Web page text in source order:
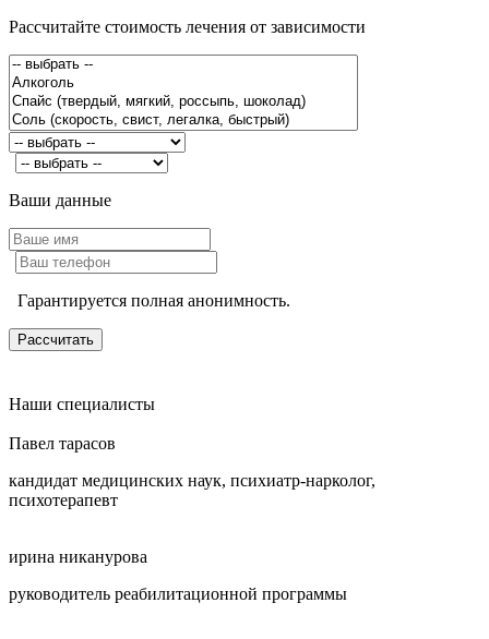
Рассчитайте стоимость лечения от зависимости
Ваши данные
Гарантируется полная анонимность.
Наши специалисты
Павел тарасов
кандидат медицинских наук, психиатр-нарколог,
психотерапевт
ирина никанурова
руководитель реабилитационной программы